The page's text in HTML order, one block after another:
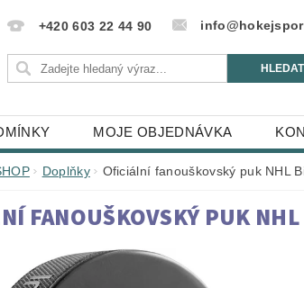
+420 603 22 44 90
MOJE OBJEDNÁVKA
Doplňky Oficiální fanouškovský puk NHL
FANOUŠKOVSKÝ PUK